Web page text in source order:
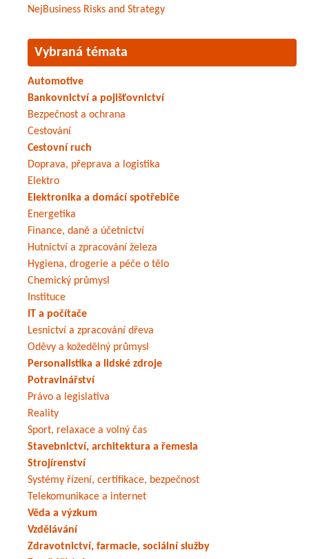
NejBusiness Risks and Strategy
Vybraná témata
Automotive
Bankovnictví a pojišťovnictví
Bezpečnost a ochrana
Cestování
Cestovní ruch
Doprava, přeprava a logistika
Elektro
Elektronika a domácí spotřebiče
Energetika
Finance, daně a účetnictví
Hutnictví a zpracování železa
Hygiena, drogerie a péče o tělo
Chemický průmysl
Instituce
IT a počítače
Lesnictví a zpracování dřeva
Oděvy a kožedělný průmysl
Personalistika a lidské zdroje
Potravinářství
Právo a legislativa
Reality
Sport, relaxace a volný čas
Stavebnictví, architektura a řemesla
Strojírenství
Systémy řízení, certifikace, bezpečnost
Telekomunikace a internet
Věda a výzkum
Vzdělávání
Zdravotnictví, farmacie, sociální služby